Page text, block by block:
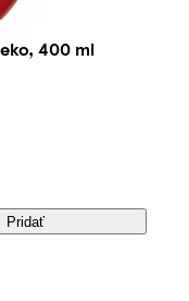
400 ml
Pridať